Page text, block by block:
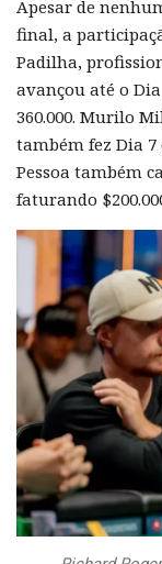
Apesar de
final, a
Padilha,
avançou até o
360.000. Murilo
também fez Dia 7
Pessoa também
faturando